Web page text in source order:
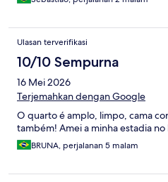
Ulasan terverifikasi
10/10 Sempurna
16 Mei 2026
Terjemahkan dengan Google
O quarto é amplo, limpo, cama
também! Amei a minha estadia
BRUNA, perjalanan 5 malam